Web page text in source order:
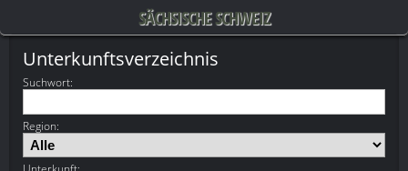
SÄCHSISCHE SCHWEIZ
Unterkunftsverzeichnis
Suchwort:
Region: